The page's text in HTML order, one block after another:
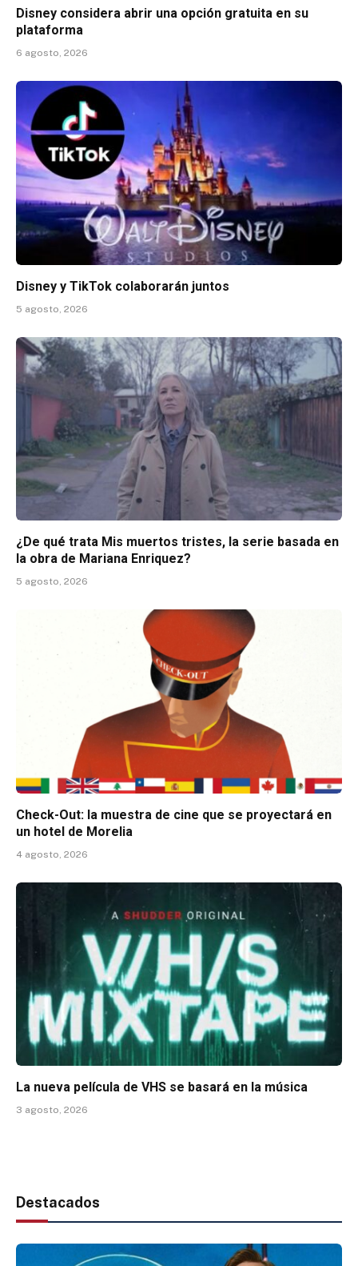
Disney considera abrir una opción gratuita en su
plataforma
6 agosto, 2026
Disney y TikTok colaborarán juntos
5 agosto, 2026
¿De qué trata Mis muertos tristes, la serie basada en
la obra de Mariana Enriquez?
5 agosto, 2026
Check-Out: la muestra de cine que se proyectará en
un hotel de Morelia
4 agosto, 2026
La nueva película de VHS se basará en la música
3 agosto, 2026
Destacados